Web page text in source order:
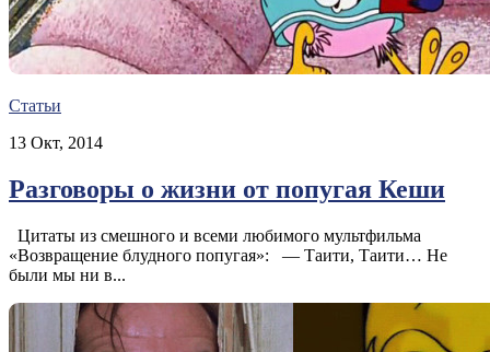
Статьи
13 Окт, 2014
Разговоры о жизни от попугая Кеши
Цитаты из смешного и всеми любимого мультфильма
«Возвращение блудного попугая»: — Таити, Таити… Не
были мы ни в...